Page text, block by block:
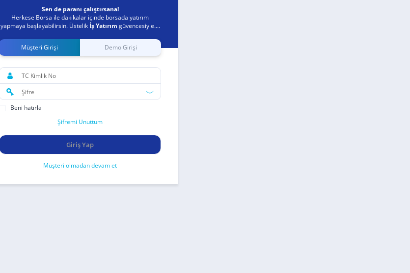
Sen de paranı çalıştırsana!
Herkese Borsa ile dakikalar içinde borsada yatırım
yapmaya başlayabilirsin. Üstelik İş Yatırım güvencesiyle....
Müşteri Girişi Demo Girişi
Beni hatırla
Şifremi Unuttum
Giriş Yap
Müşteri olmadan devam et